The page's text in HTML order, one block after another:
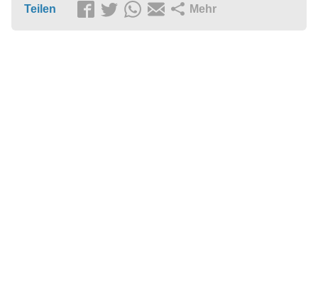
Teilen Mehr